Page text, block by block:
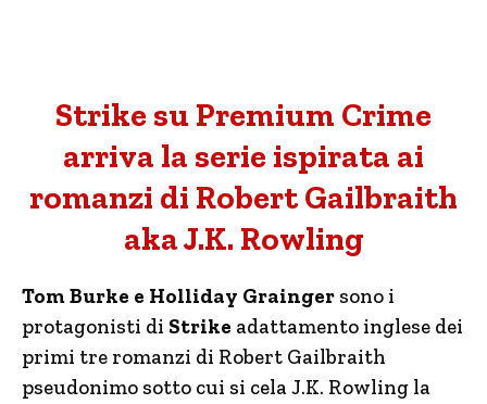
Strike su Premium Crime
arriva la serie ispirata ai
romanzi di Robert Gailbraith
aka J.K. Rowling
Tom Burke e Holliday Grainger sono i
protagonisti di Strike adattamento inglese dei
primi tre romanzi di Robert Gailbraith
pseudonimo sotto cui si cela J.K. Rowling la